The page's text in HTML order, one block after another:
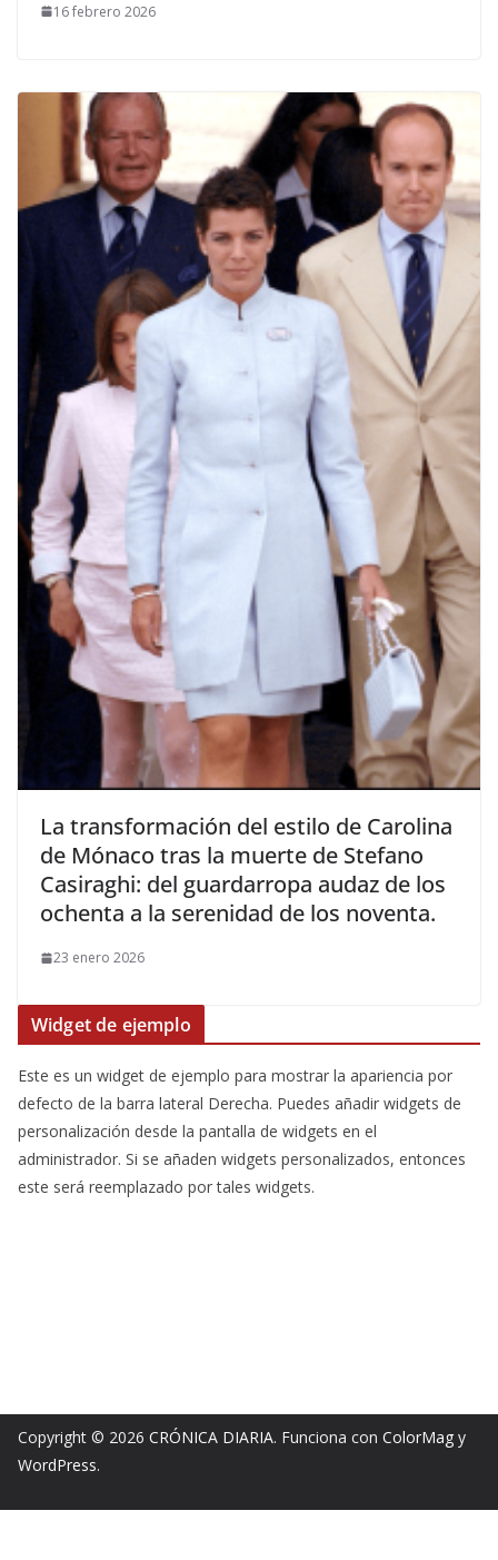
16 febrero 2026
​La transformación del estilo de Carolina
de Mónaco tras la muerte de Stefano
Casiraghi: del guardarropa audaz de los
ochenta a la serenidad de los noventa.
23 enero 2026
Widget de ejemplo
Este es un widget de ejemplo para mostrar la apariencia por
defecto de la barra lateral Derecha. Puedes añadir widgets de
personalización desde la pantalla de widgets en el
administrador. Si se añaden widgets personalizados, entonces
este será reemplazado por tales widgets.
Copyright © 2026 CRÓNICA DIARIA. Funciona con ColorMag y
WordPress.